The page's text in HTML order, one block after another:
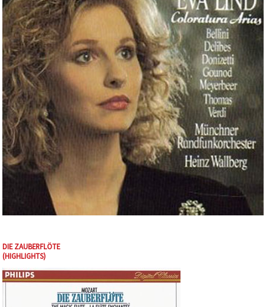
DIE ZAUBERFLÖTE
(HIGHLIGHTS)